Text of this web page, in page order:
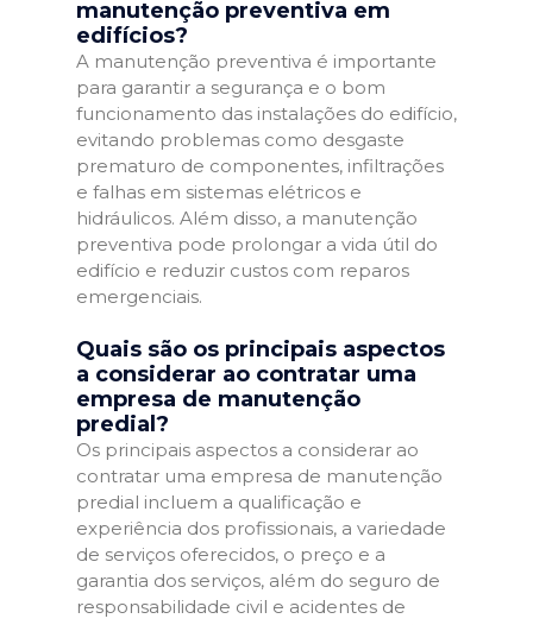
manutenção preventiva em
edifícios?
A manutenção preventiva é importante
para garantir a segurança e o bom
funcionamento das instalações do edifício,
evitando problemas como desgaste
prematuro de componentes, infiltrações
e falhas em sistemas elétricos e
hidráulicos. Além disso, a manutenção
preventiva pode prolongar a vida útil do
edifício e reduzir custos com reparos
emergenciais.
Quais são os principais aspectos
a considerar ao contratar uma
empresa de manutenção
predial?
Os principais aspectos a considerar ao
contratar uma empresa de manutenção
predial incluem a qualificação e
experiência dos profissionais, a variedade
de serviços oferecidos, o preço e a
garantia dos serviços, além do seguro de
responsabilidade civil e acidentes de